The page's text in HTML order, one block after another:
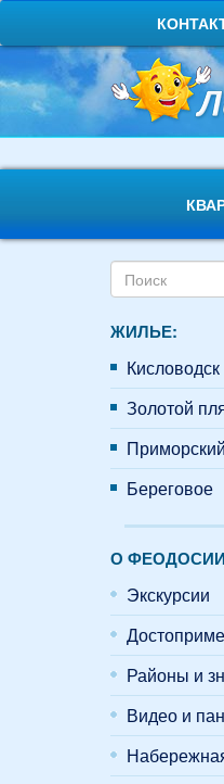
основному
содержанию
Форма
поиска
ЖИЛЬЕ:
Кисловодск
Золотой
Приморский
Береговое
О ФЕОДОСИИ
Экскурсии
Районы и
Видео и